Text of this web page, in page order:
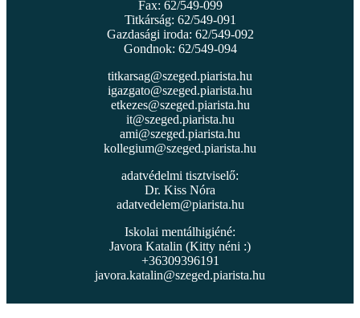
Fax: 62/549-099
Titkárság: 62/549-091
Gazdasági iroda: 62/549-092
Gondnok: 62/549-094
titkarsag@szeged.piarista.hu
igazgato@szeged.piarista.hu
etkezes@szeged.piarista.hu
it@szeged.piarista.hu
ami@szeged.piarista.hu
kollegium@szeged.piarista.hu
adatvédelmi tisztviselő:
Dr. Kiss Nóra
adatvedelem@piarista.hu
Iskolai mentálhigiéné:
Javora Katalin (Kitty néni :)
+36309396191
javora.katalin@szeged.piarista.hu